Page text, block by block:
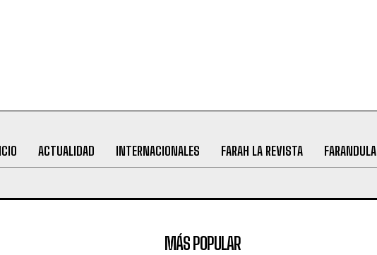
ACTUALIDAD INTERNACIONALES FARAH LA REVISTA FARANDULA
MÁS POPULAR